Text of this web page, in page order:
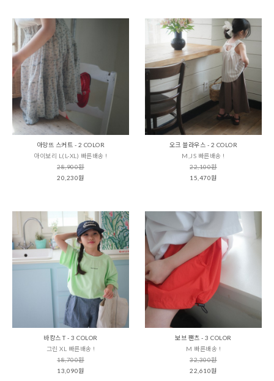
아망뜨 스커트 - 2 COLOR
아이보리 L(L-XL) 빠른배송 !
28,900원
20,230원
오크 블라우스 - 2 COLOR
M,JS 빠른배송 !
22,100원
15,470원
바캉스 T - 3 COLOR
그린 XL 빠른배송 !
18,700원
13,090원
보브 팬츠 - 3 COLOR
M 빠른배송 !
32,300원
22,610원